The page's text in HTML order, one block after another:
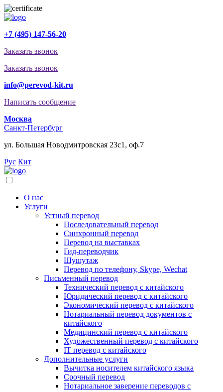
+7 (495) 147-56-20
Заказать звонок
Заказать звонок
info@perevod-kit.ru
Написать сообщение
Москва
Санкт-Петербург
ул. Большая Новодмитровская 23с1, оф.7
Рус Кит
О нас
Услуги
Устный перевод
Последовательный перевод
Синхронный перевод
Перевод на выставках
Гид-переводчик
Шушутаж
Перевод по телефону, Skype, Wechat
Письменный перевод
Технический перевод с китайского
Юридический перевод с китайского
Экономический перевод с китайского
Нотариальный перевод документов с
китайского
Медицинский перевод с китайского
Художественный перевод с китайского
IT перевод с китайского
Дополнительные услуги
Вычитка носителем китайского языка
Срочный перевод
Нотариальное заверение переводов с